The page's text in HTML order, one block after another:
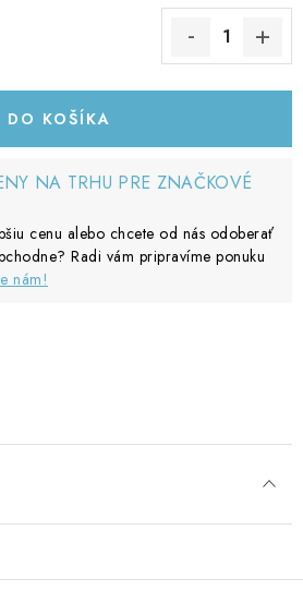
DO KOŠÍKA
NA TRHU PRE ZNAČKOVÉ
cenu alebo chcete od nás odoberať
Radi vám pripravíme ponuku
nám!